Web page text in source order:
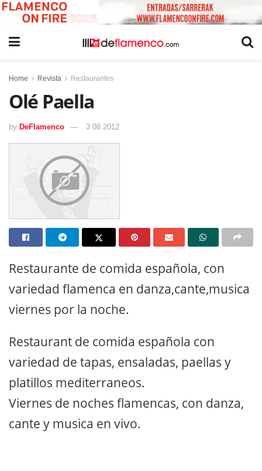
Home Revista Restaurantes
Olé Paella
by DeFlamenco 3 08 2012
Restaurante de comida española, con
variedad flamenca en danza,cante,musica
viernes por la noche.
Restaurant de comida española con
variedad de tapas, ensaladas, paellas y
platillos mediterraneos.
Viernes de noches flamencas, con danza,
cante y musica en vivo.